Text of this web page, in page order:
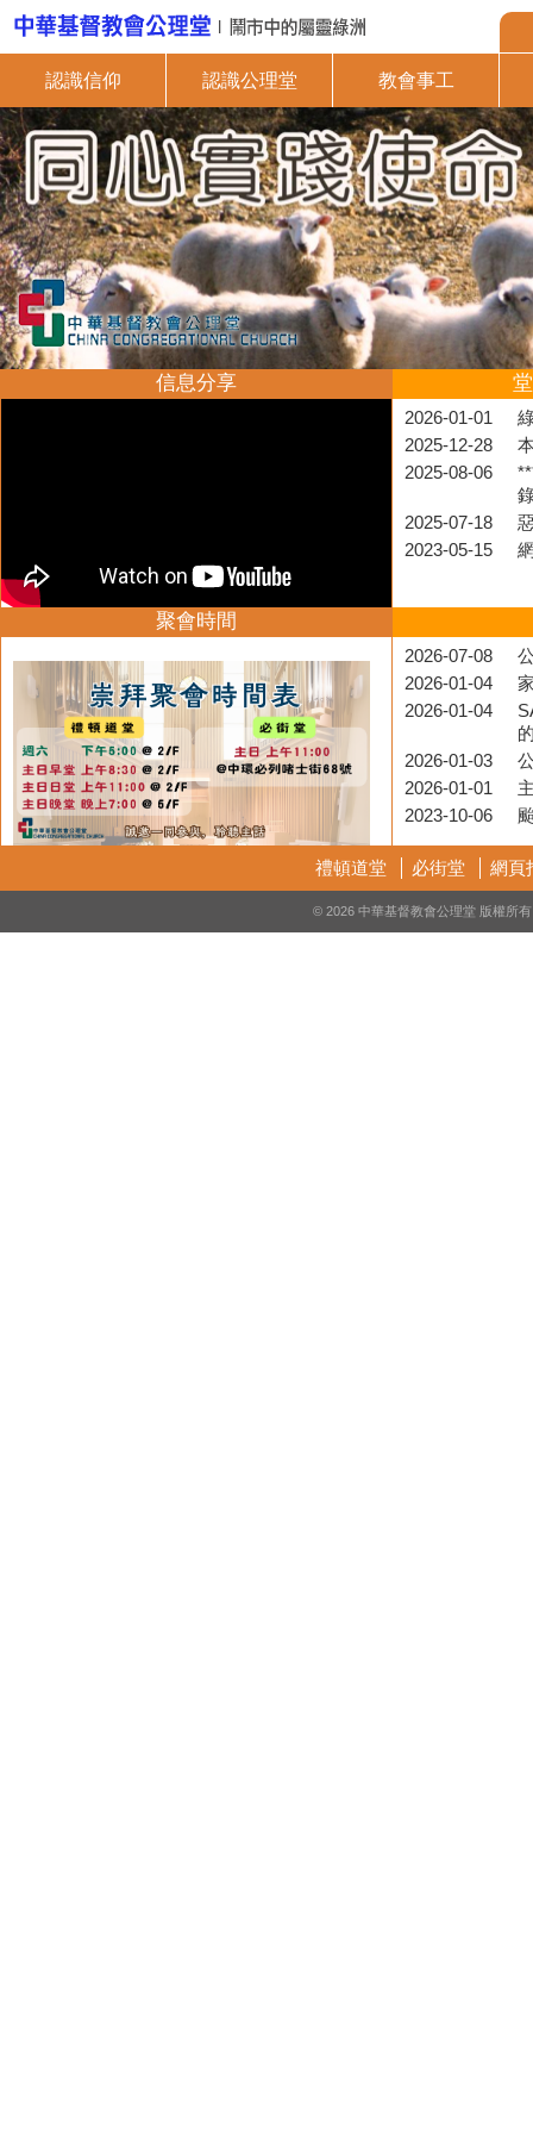
認識信仰 認識公理堂 教會事工
信息分享
2026-01-01
2025-12-28
2025-08-06
2025-07-18
2023-05-15
聚會時間
2026-07-08
2026-01-04
2026-01-04
2026-01-03
2026-01-01
2023-10-06
禮頓道堂 必街堂 網頁
© 2026 中華基督教會公理堂 版權所